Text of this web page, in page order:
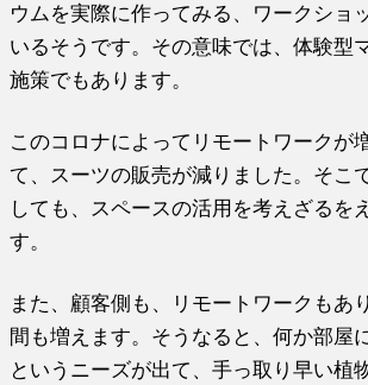
ウムを実際に作ってみる、ワークショ
いるそうです。その意味では、体験型
施策でもあります。
このコロナによってリモートワークが
て、スーツの販売が減りました。そこ
しても、スペースの活用を考えざるを
す。
また、顧客側も、リモートワークもあ
間も増えます。そうなると、何か部屋
というニーズが出て、手っ取り早い植